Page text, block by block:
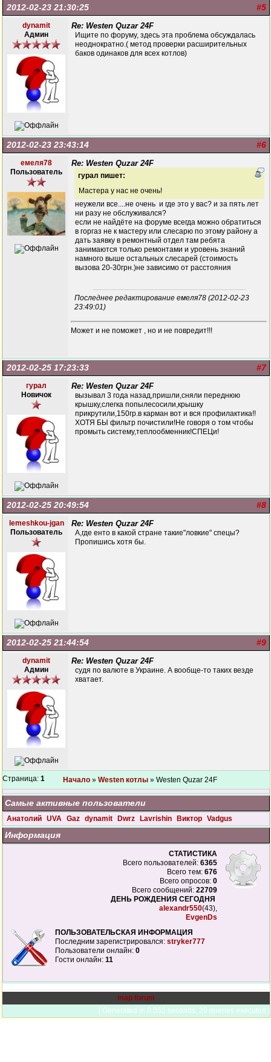
#5
2012-02-23 21:30:25
dynamit
Админ
Re: Westen Quzar 24F
Ищите по форуму, здесь эта проблема обсуждалась
неоднократно.( метод проверки расширительных
баков одинаков для всех котлов)
#6
2012-02-23 23:43:14
емеля78
Пользователь
Re: Westen Quzar 24F
гурал пишет:
Мастера у нас не очень!
неужели все....не очень и где это у вас? и за пять лет
ни разу не обслуживался?
если не найдёте на форуме всегда можно обратиться
в горгаз не к мастеру или слесарю по этому району а
дать заявку в ремонтный отдел там ребята
занимаются только ремонтами и уровень знаний
намного выше остальных слесарей (стоимость
вызова 20-30грн.)не зависимо от расстояния
Последнее редактирование емеля78 (2012-02-23
23:49:01)
Может и не поможет , но и не повредит!!!
#7
2012-02-25 17:23:33
гурал
Новичок
Re: Westen Quzar 24F
вызывал 3 года назад,пришли,сняли переднюю
крышку,слегка попылесосили,крышку
прикрутили,150гр.в карман вот и вся профилактика!!
ХОТЯ БЫ фильтр почистили!Не говоря о том чтобы
промыть систему,теплообменник!СПЕЦи!
#8
2012-02-25 20:49:54
lemeshkou-jgan
Пользователь
Re: Westen Quzar 24F
А,где енто в какой стране такие"ловкие" спецы?
Пропишись хотя бы.
#9
2012-02-25 21:44:54
dynamit
Админ
Re: Westen Quzar 24F
судя по валюте в Украине. А вообще-то таких везде
хватает.
Страница: 1 Начало » Westen котлы » Westen Quzar 24F
Самые активные пользователи
Анатолий UVA Gaz dynamit Dwrz Lavrishin Виктор Vadgus
Информация
СТАТИСТИКА
Всего пользователей: 6365
Всего тем: 676
Всего опросов: 0
Всего сообщений: 22709
ДЕНЬ РОЖДЕНИЯ СЕГОДНЯ
alexandr550(43),
EvgenDs
ПОЛЬЗОВАТЕЛЬСКАЯ ИНФОРМАЦИЯ
Последним зарегистрировался: stryker777
Пользователи онлайн: 0
Гости онлайн: 11
map forum
[ Generated in 0.052 seconds, 29 queries executed ]